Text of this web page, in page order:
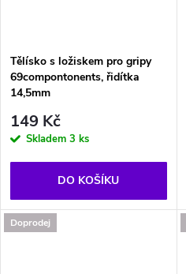
Tělísko s ložiskem pro gripy
69compontonents, řidítka
14,5mm
149 Kč
Skladem 3 ks
DO KOŠÍKU
Doprodej